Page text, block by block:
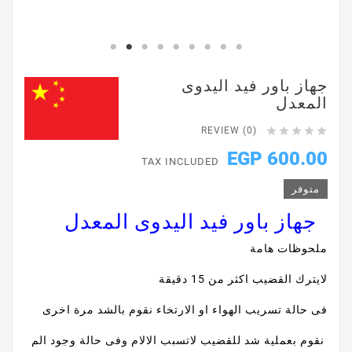
جهاز باور فيد اليدوى
المعدل





REVIEW (0)
600.00 EGP
TAX INCLUDED
متوفر
جهاز باور فيد اليدوى المعدل
ملحوظات هامة
لايترك القضيب اكثر من 15 دقيقة
فى حالة تسريب الهواء او الارتخاء نقوم بالشد مرة اخرى
نقوم بعملية شد للقضيب لاتسبب الالام وفى حالة وجود الم